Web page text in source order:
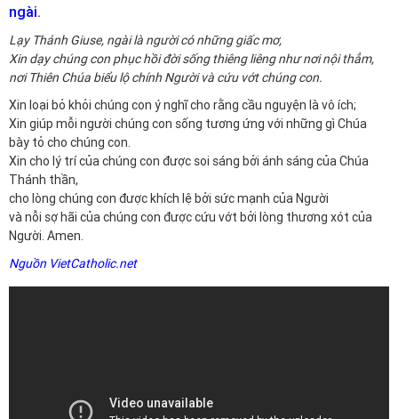
ngài.
Lạy Thánh Giuse, ngài là người có những giấc mơ,
Xin dạy chúng con phục hồi đời sống thiêng liêng như nơi nội thẳm,
nơi Thiên Chúa biểu lộ chính Người và cứu vớt chúng con.
Xin loại bỏ khỏi chúng con ý nghĩ cho rằng cầu nguyện là vô ích;
Xin giúp mỗi người chúng con sống tương ứng với những gì Chúa
bày tỏ cho chúng con.
Xin cho lý trí của chúng con được soi sáng bởi ánh sáng của Chúa
Thánh thần,
cho lòng chúng con được khích lệ bởi sức mạnh của Người
và nỗi sợ hãi của chúng con được cứu vớt bởi lòng thương xót của
Người. Amen.
Nguồn VietCatholic.net